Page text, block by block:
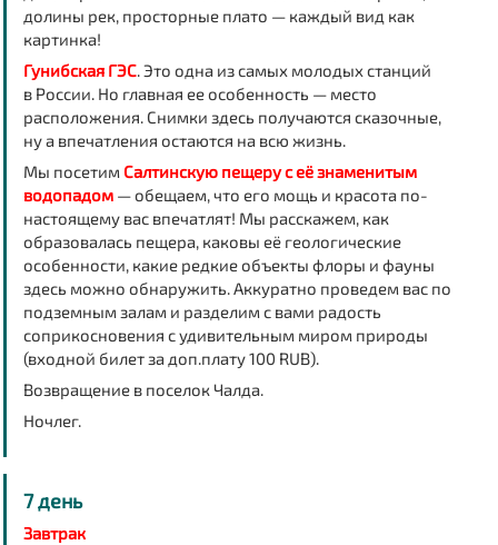
долины рек, просторные плато — каждый вид как
картинка!
Гунибская ГЭС.Это одна из самых молодых станций
в России. Но главная ее особенность — место
расположения. Снимки здесь получаются сказочные,
ну а впечатления остаются на всю жизнь.
Мы посетим Салтинскую пещеру с её знаменитым
водопадом— обещаем, что его мощь и красота по-
настоящему вас впечатлят! Мы расскажем, как
образовалась пещера, каковы её геологические
особенности, какие редкие объекты флоры и фауны
здесь можно обнаружить. Аккуратно проведем вас по
подземным залам и разделим с вами радость
соприкосновения с удивительным миром природы
(входной билет за доп.плату 100 RUB).
Возвращение в поселок Чалда.
Ночлег.
7 день
Завтрак